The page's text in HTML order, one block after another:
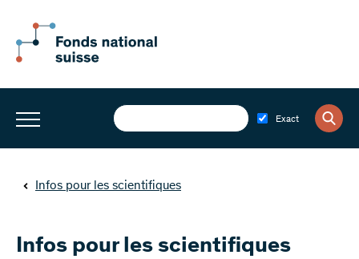
Exact
Infos pour les scientifiques
Infos pour les scientifiques